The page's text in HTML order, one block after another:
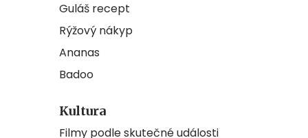
Guláš recept
Rýžový nákyp
Ananas
Badoo
Kultura
Filmy podle skutečné události